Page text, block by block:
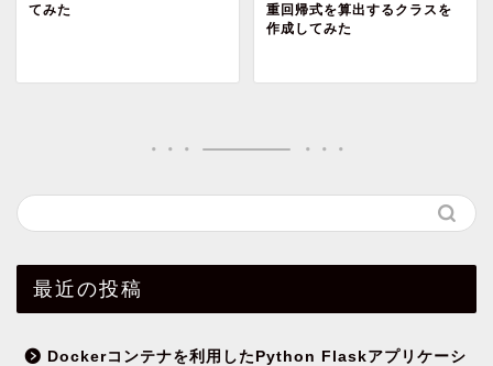
てみた
重回帰式を算出するクラスを
作成してみた
最近の投稿
Dockerコンテナを利用したPython Flaskアプリケーシ